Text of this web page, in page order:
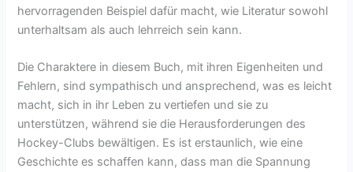
hervorragenden Beispiel dafür macht, wie Literatur sowohl
unterhaltsam als auch lehrreich sein kann.
Die Charaktere in diesem Buch, mit ihren Eigenheiten und
Fehlern, sind sympathisch und ansprechend, was es leicht
macht, sich in ihr Leben zu vertiefen und sie zu
unterstützen, während sie die Herausforderungen des
Hockey-Clubs bewältigen. Es ist erstaunlich, wie eine
Geschichte es schaffen kann, dass man die Spannung